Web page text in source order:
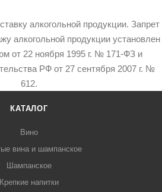
алкогольной продукции. Запрет
алкогольной продукции установлен
от 22 ноября 1995 г. № 171-ФЗ и
РФ от 27 сентября 2007 г. №
612.
КАТАЛОГ
Вино
вина и шампанское
Шампанское
Крепкие напитки